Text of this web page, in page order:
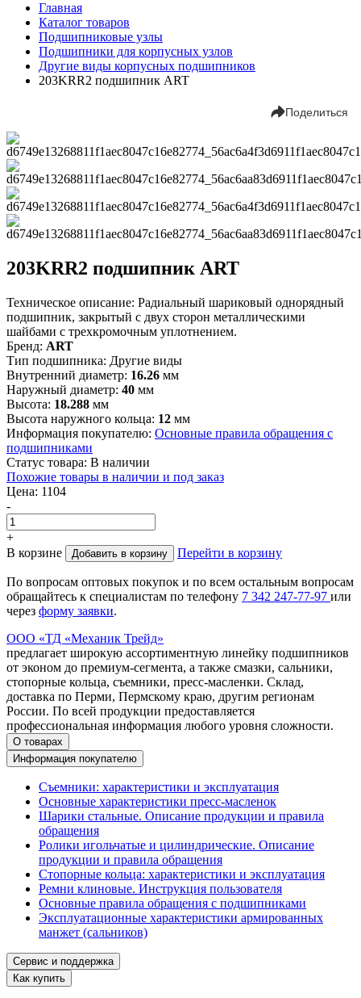
Главная
Каталог товаров
Подшипниковые узлы
Подшипники для корпусных узлов
Другие виды корпусных подшипников
203KRR2 подшипник ART
Поделиться
203KRR2 подшипник ART
Техническое описание: Радиальный шариковый однорядный
подшипник, закрытый с двух сторон металлическими
шайбами с трехкромочным уплотнением.
Бренд: ART
Тип подшипника: Другие виды
Внутренний диаметр: 16.26 мм
Наружный диаметр: 40 мм
Высота: 18.288 мм
Высота наружного кольца: 12 мм
Информация покупателю: Основные правила обращения с
подшипниками
Статус товара: В наличии
Похожие товары в наличии и под заказ
Цена: 1104
-
+
В корзине
Добавить в корзину Перейти в корзину
По вопросам оптовых покупок и по всем остальным вопросам
обращайтесь к специалистам по телефону 7 342 247-77-97 или
через форму заявки.
ООО «ТД «Механик Трейд»
предлагает широкую ассортиментную линейку подшипников
от эконом до премиум-сегмента, а также смазки, сальники,
стопорные кольца, съемники, пресс-масленки. Склад,
доставка по Перми, Пермскому краю, другим регионам
России. По всей продукции предоставляется
профессиональная информация любого уровня сложности.
О товарах
Информация покупателю
Съемники: характеристики и эксплуатация
Основные характеристики пресс‑масленок
Шарики стальные. Описание продукции и правила
обращения
Ролики игольчатые и цилиндрические. Описание
продукции и правила обращения
Стопорные кольца: характеристики и эксплуатация
Ремни клиновые. Инструкция пользователя
Основные правила обращения с подшипниками
Эксплуатационные характеристики армированных
манжет (сальников)
Сервис и поддержка
Как купить